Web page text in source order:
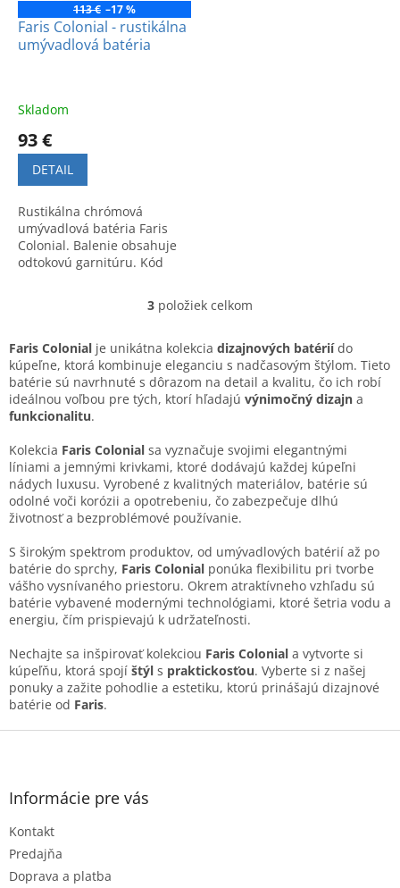
113 € –17 %
Faris Colonial - rustikálna
umývadlová batéria
Skladom
93 €
DETAIL
Rustikálna chrómová
umývadlová batéria Faris
Colonial. Balenie obsahuje
odtokovú garnitúru. Kód
O
l
á
d
a
e
p
r
v
k
v
ý
p
i
s
3 položiek celkom
Faris Colonial je unikátna kolekcia dizajnových batériído
kúpeľne, ktorá kombinuje eleganciu s nadčasovým štýlom. Tieto
batérie sú navrhnuté s dôrazom na detail a kvalitu, čo ich robí
ideálnou voľbou pre tých, ktorí hľadajú výnimočný dizajn a
funkcionalitu.
Kolekcia Faris Colonial sa vyznačuje svojimi elegantnými
líniami a jemnými krivkami, ktoré dodávajú každej kúpeľni
nádych luxusu. Vyrobené z kvalitných materiálov, batérie sú
odolné voči korózii a opotrebeniu, čo zabezpečuje dlhú
životnosť a bezproblémové používanie.
S širokým spektrom produktov, od umývadlových batérií až po
batérie do sprchy, Faris Colonial ponúka flexibilitu pri tvorbe
vášho vysnívaného priestoru. Okrem atraktívneho vzhľadu sú
batérie vybavené modernými technológiami, ktoré šetria vodu a
energiu, čím prispievajú k udržateľnosti.
Nechajte sa inšpirovať kolekciou Faris Colonial a vytvorte si
kúpeľňu, ktorá spojí štýl s praktickosťou. Vyberte si z našej
ponuky a zažite pohodlie a estetiku, ktorú prinášajú dizajnové
batérie od Faris.
Z
Informácie pre vás
Kontakt
Predajňa
Doprava a platba